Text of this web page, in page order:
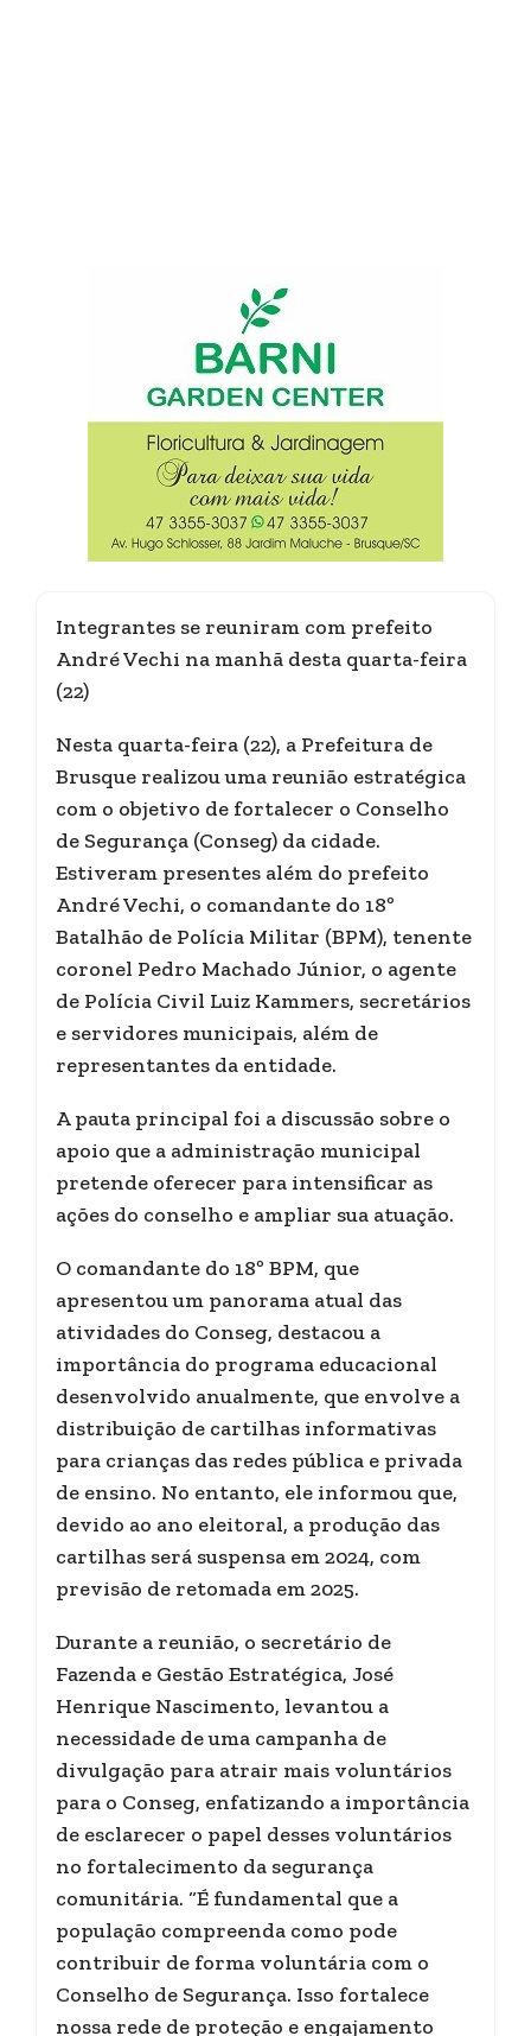
Integrantes se reuniram com prefeito
André Vechi na manhã desta quarta-feira
(22)
Nesta quarta-feira (22), a Prefeitura de
Brusque realizou uma reunião estratégica
com o objetivo de fortalecer o Conselho
de Segurança (Conseg) da cidade.
Estiveram presentes além do prefeito
André Vechi, o comandante do 18º
Batalhão de Polícia Militar (BPM), tenente
coronel Pedro Machado Júnior, o agente
de Polícia Civil Luiz Kammers, secretários
e servidores municipais, além de
representantes da entidade.
A pauta principal foi a discussão sobre o
apoio que a administração municipal
pretende oferecer para intensificar as
ações do conselho e ampliar sua atuação.
O comandante do 18º BPM, que
apresentou um panorama atual das
atividades do Conseg, destacou a
importância do programa educacional
desenvolvido anualmente, que envolve a
distribuição de cartilhas informativas
para crianças das redes pública e privada
de ensino. No entanto, ele informou que,
devido ao ano eleitoral, a produção das
cartilhas será suspensa em 2024, com
previsão de retomada em 2025.
Durante a reunião, o secretário de
Fazenda e Gestão Estratégica, José
Henrique Nascimento, levantou a
necessidade de uma campanha de
divulgação para atrair mais voluntários
para o Conseg, enfatizando a importância
de esclarecer o papel desses voluntários
no fortalecimento da segurança
comunitária. “É fundamental que a
população compreenda como pode
contribuir de forma voluntária com o
Conselho de Segurança. Isso fortalece
nossa rede de proteção e engajamento